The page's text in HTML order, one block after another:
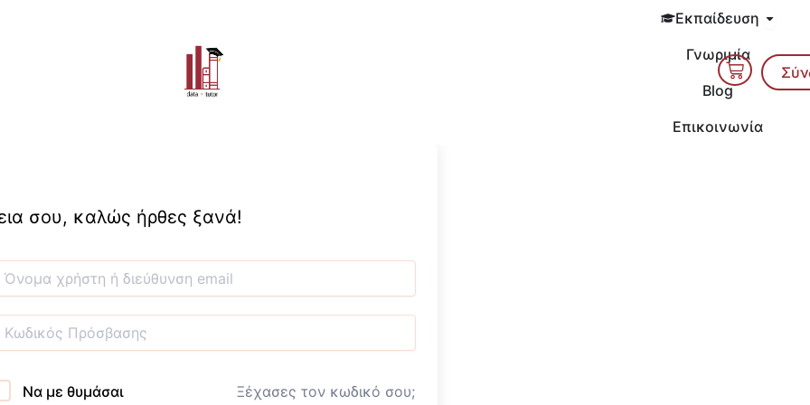
Εκπαίδευση Open
Γνωριμία
Blog
Επικοινωνία
Cart
σου, καλώς ήρθες ξανά!
Να με θυμάσαι Ξέχασες τον κωδικό σου;